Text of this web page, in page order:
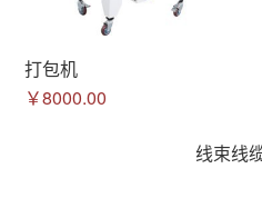
打包机
￥8000.00
线束线